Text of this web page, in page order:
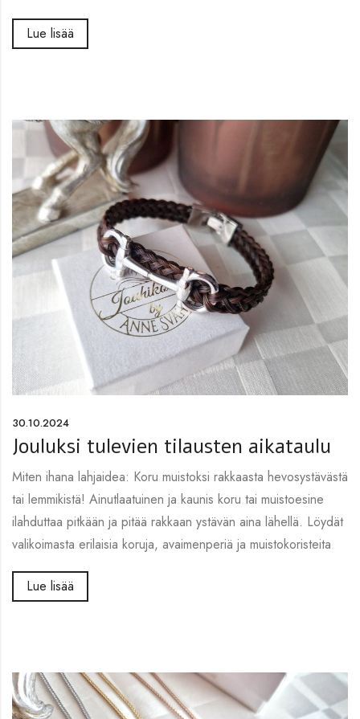
Lue lisää
30.10.2024
Jouluksi tulevien tilausten aikataulu
Miten ihana lahjaidea: Koru muistoksi rakkaasta hevosystävästä
tai lemmikistä! Ainutlaatuinen ja kaunis koru tai muistoesine
ilahduttaa pitkään ja pitää rakkaan ystävän aina lähellä. Löydät
valikoimasta erilaisia koruja, avaimenperiä ja muistokoristeita
Lue lisää